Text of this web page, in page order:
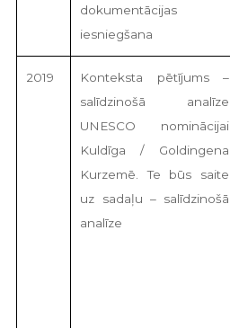
dokumentācijas
iesniegšana
2019
Konteksta pētījums –
salīdzinošā analīze
UNESCO nominācijai
Kuldīga / Goldingena
Kurzemē. Te būs saite
uz sadaļu – salīdzinošā
analīze